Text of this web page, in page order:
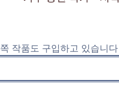
작품도 구입하고 있습니다